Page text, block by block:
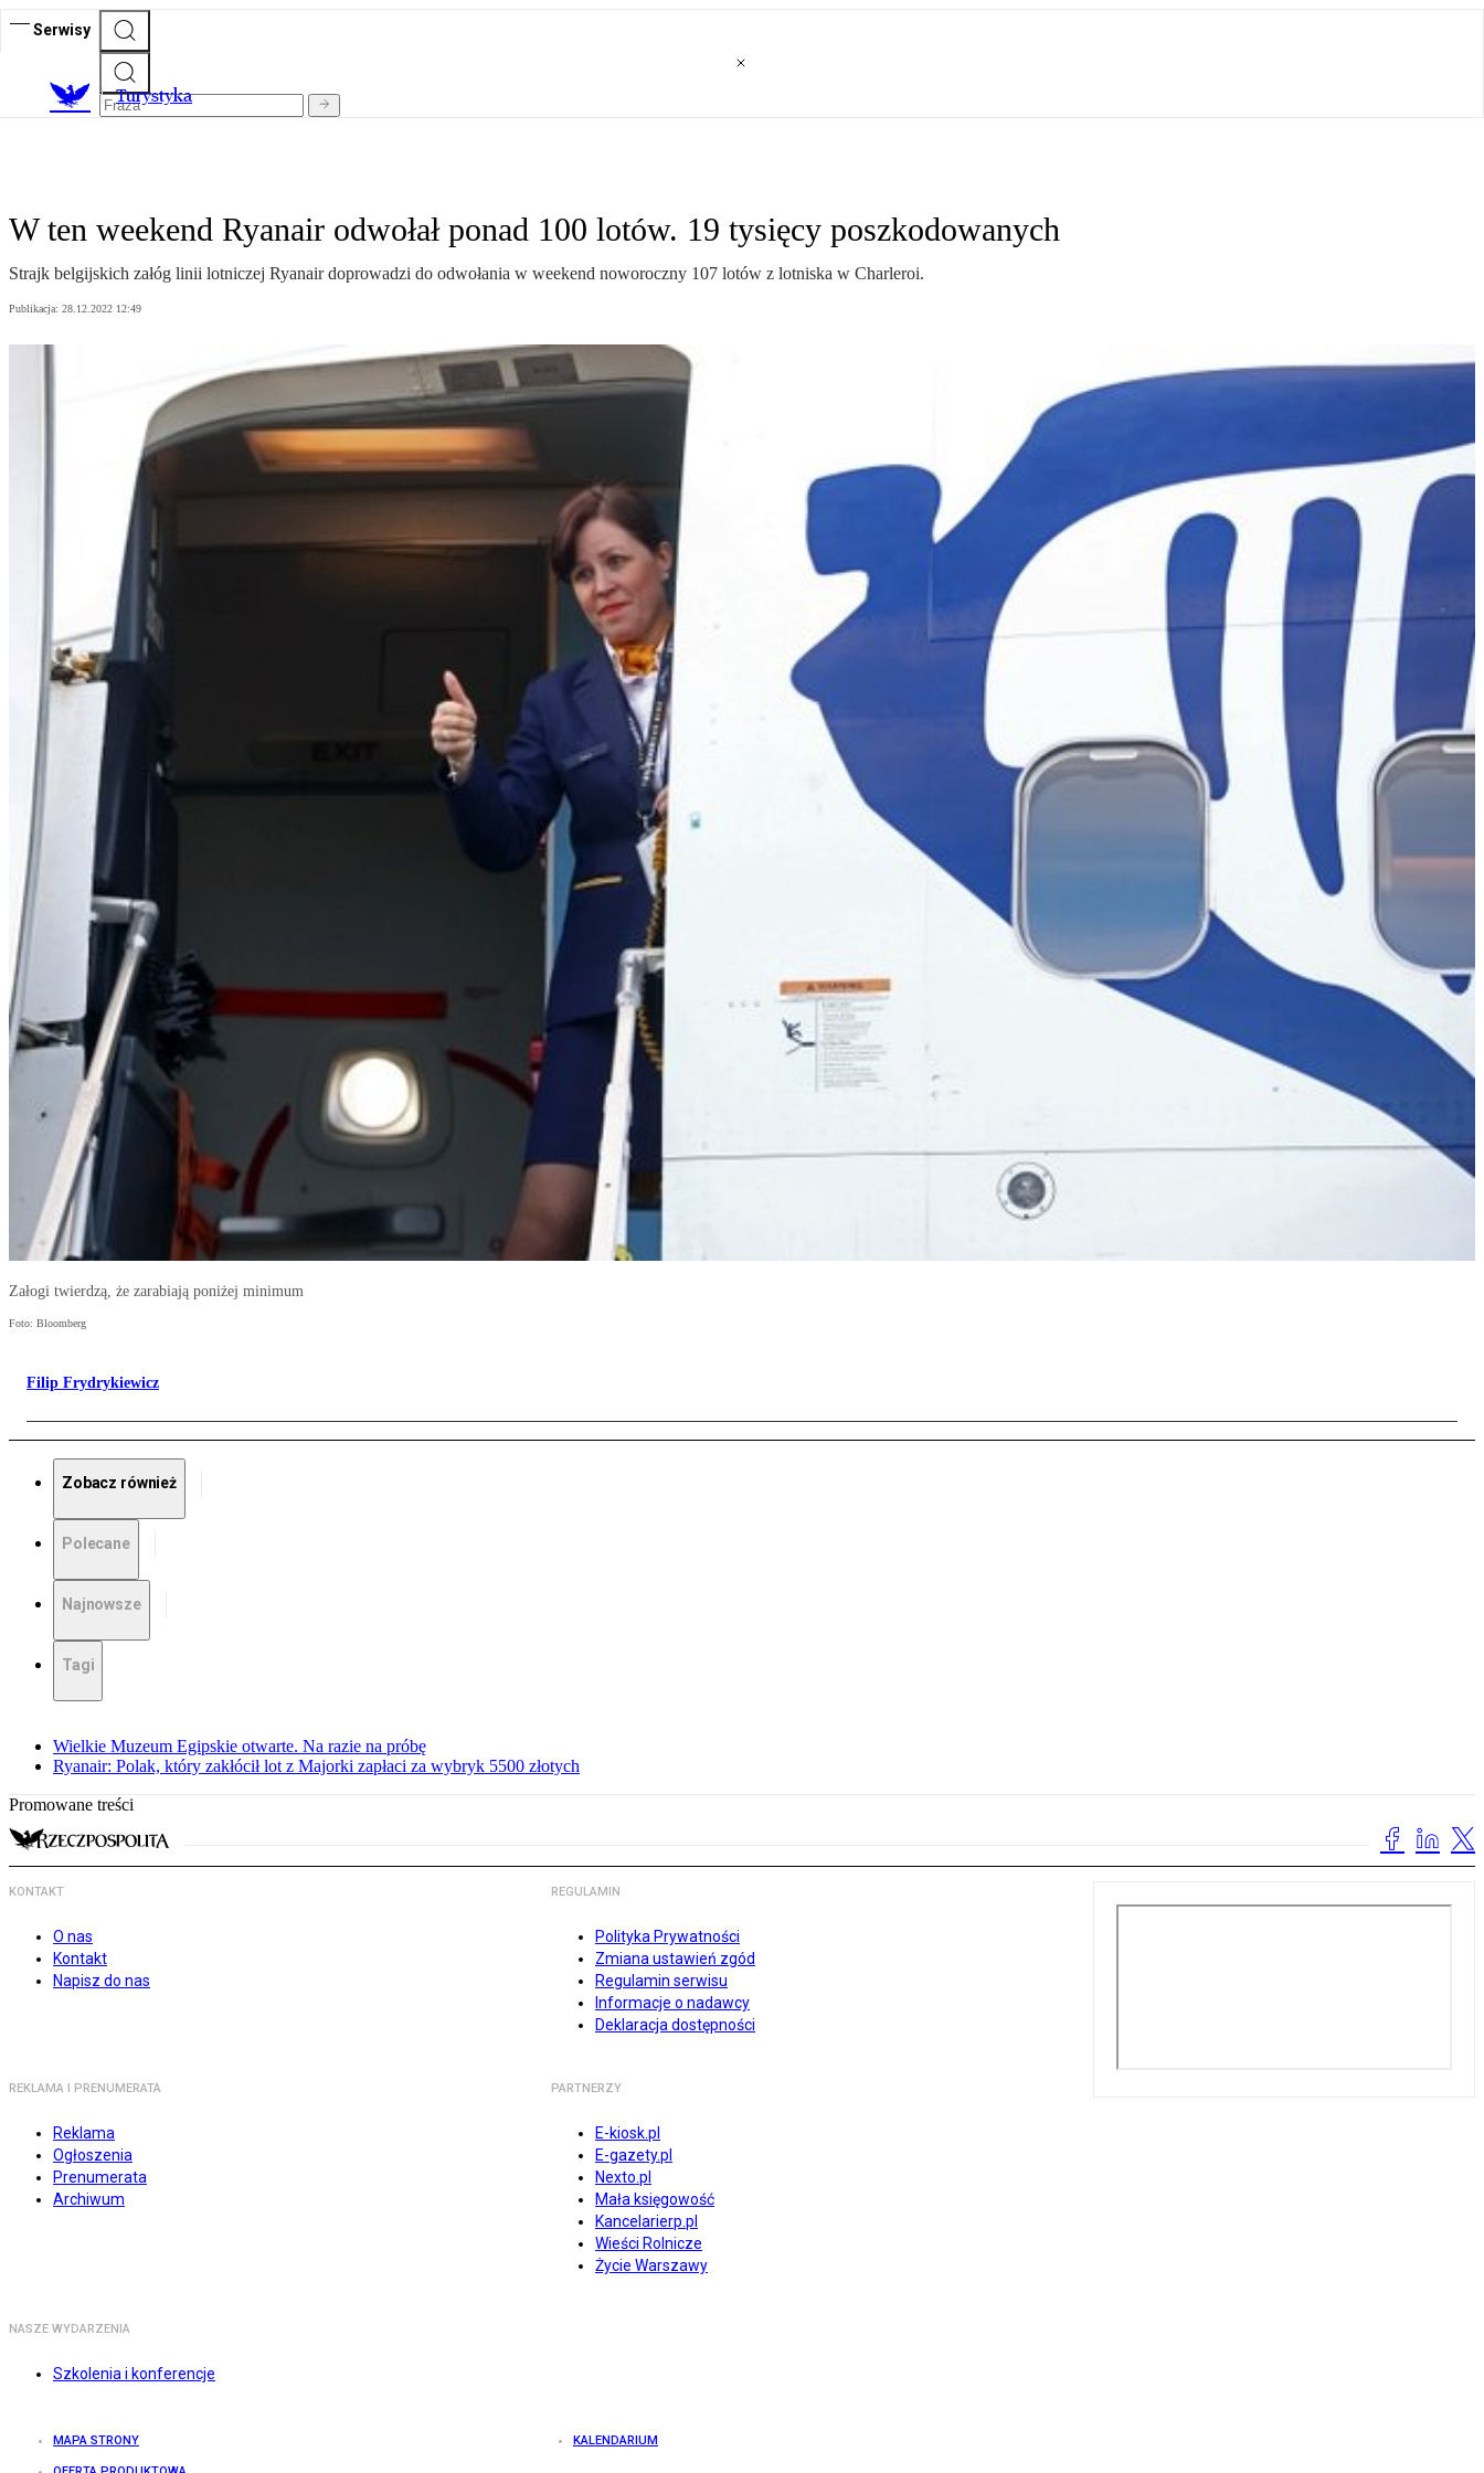
Serwisy
Turystyka
W ten weekend Ryanair odwołał ponad 100 lotów. 19 tysięcy poszkodowanych
Strajk belgijskich załóg linii lotniczej Ryanair doprowadzi do odwołania w weekend noworoczny 107 lotów z lotniska w Charleroi.
Publikacja: 28.12.2022 12:49
Załogi twierdzą, że zarabiają poniżej minimum
Foto: Bloomberg
Filip Frydrykiewicz
Zobacz również
Polecane
Najnowsze
Tagi
Wielkie Muzeum Egipskie otwarte. Na razie na próbę
Ryanair: Polak, który zakłócił lot z Majorki zapłaci za wybryk 5500 złotych
Promowane treści
KONTAKT
O nas
Kontakt
Napisz do nas
REGULAMIN
Polityka Prywatności
Zmiana ustawień zgód
Regulamin serwisu
Informacje o nadawcy
Deklaracja dostępności
REKLAMA I PRENUMERATA
Reklama
Ogłoszenia
Prenumerata
Archiwum
PARTNERZY
E-kiosk.pl
E-gazety.pl
Nexto.pl
Mała księgowość
Kancelarierp.pl
Wieści Rolnicze
Życie Warszawy
NASZE WYDARZENIA
Szkolenia i konferencje
MAPA STRONY KALENDARIUM